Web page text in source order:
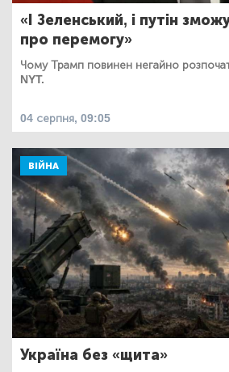
«І Зеленський, і путін
про перемогу»
Чому Трамп повинен негайно
NYT.
04 серпня, 09:05
ВІЙНА
Україна без «щита»